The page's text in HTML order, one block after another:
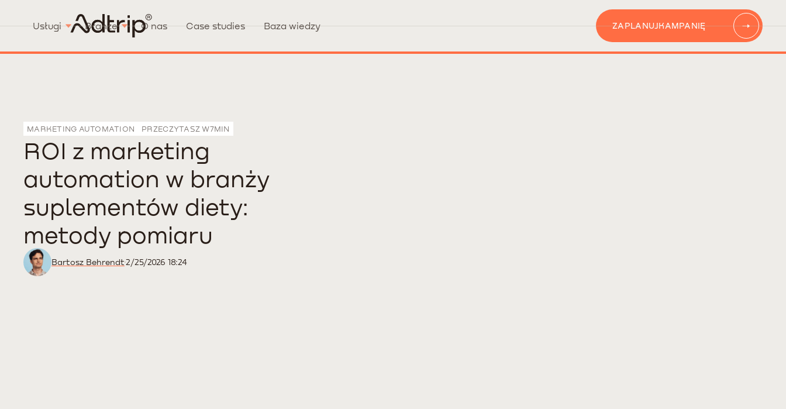
Usługi Branże O nas Case studies Baza wiedzy ZAPLANUJKAMPANIĘ
MARKETING AUTOMATION PRZECZYTASZ W7MIN
ROI z marketing
automation w branży
suplementów diety:
metody pomiaru
Bartosz Behrendt2/25/2026 18:24